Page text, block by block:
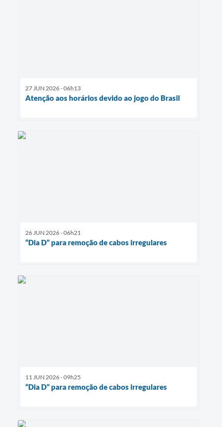
27 JUN 2026 - 06h13
Atenção aos horários devido ao jogo do Brasil
26 JUN 2026 - 06h21
“Dia D” para remoção de cabos irregulares
11 JUN 2026 - 09h25
“Dia D” para remoção de cabos irregulares